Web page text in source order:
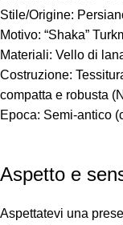
Stile/Origine:
Motivo: “Shaka”
Materiali: Vello di
Costruzione:
compatta e robusta
Epoca: Semi-antico
Aspetto e
Aspettatevi una